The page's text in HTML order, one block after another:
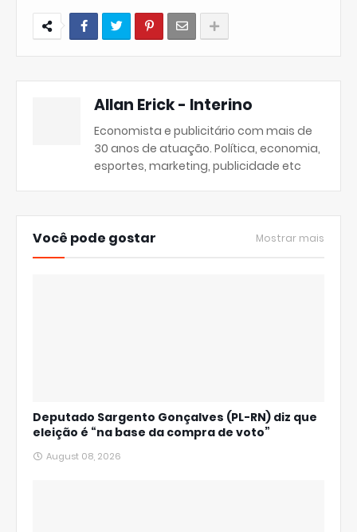
Allan Erick - Interino
Economista e publicitário com mais de
30 anos de atuação. Política, economia,
esportes, marketing, publicidade etc
Você pode gostar Mostrar mais
Deputado Sargento Gonçalves (PL-RN) diz que
eleição é “na base da compra de voto”
August 08, 2026